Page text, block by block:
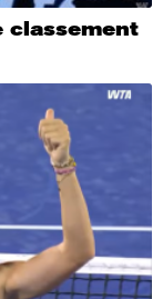
classement